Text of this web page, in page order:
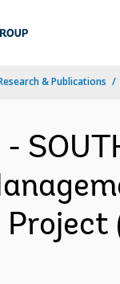
& Publications
Project